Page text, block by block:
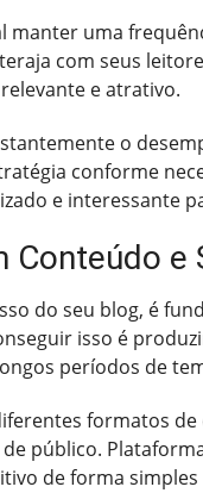
manter uma
com seus
e atrativo.
o
conforme
e interessante
Conteúdo e
do seu blog, é
isso é
períodos de
formatos
público.
de forma